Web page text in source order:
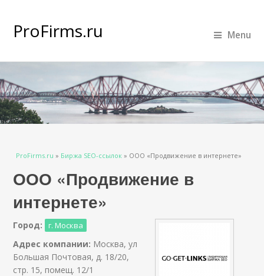
ProFirms.ru Menu
Вы здесь
ProFirms.ru » Биржа SEO-ссылок » ООО «Продвижение в интернете»
ООО «Продвижение в
интернете»
Город: г. Москва
Адрес компании: Москва, ул
Большая Почтовая, д. 18/20,
стр. 15, помещ. 12/1